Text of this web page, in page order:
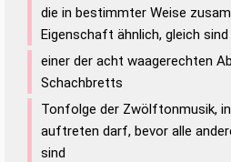
die in bestimmter Weise
Eigenschaft ähnlich, gleich sind
einer der acht waagerechten
Schachbretts
Tonfolge der Zwölftonmusik,
auftreten darf, bevor alle
sind